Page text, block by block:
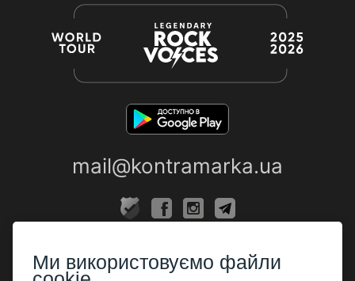
mail@kontramarka.ua
Каси
Ми використовуємо файли